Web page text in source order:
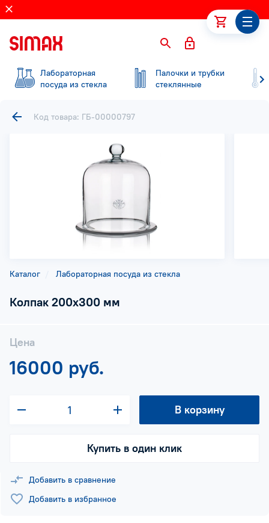
Лабораторная
посуда из стекла
Палочки и трубки
стеклянные
Каталог Лабораторная посуда из стекла
Колпак 200х300 мм
Цена
16000 руб.
В корзину
Купить в один клик
Добавить в сравнение
Добавить в избранное
Код товара: ГБ-00000797